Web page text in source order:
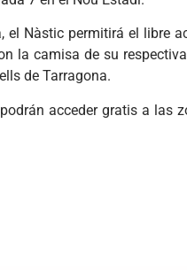
el Nàstic permitirá el libre
la camisa de su
de Tarragona.
acceder gratis a las